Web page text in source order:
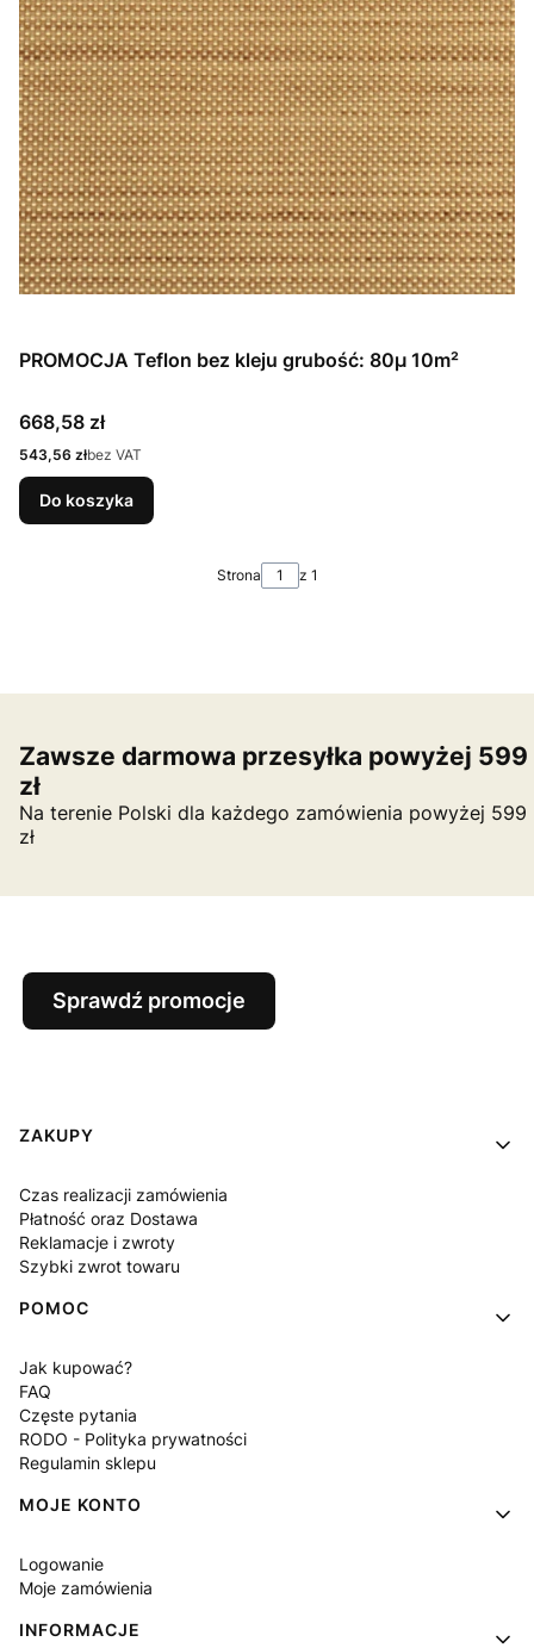
PROMOCJA Teflon bez kleju grubość: 80µ 10m²
Cena
668,58 zł
Cena
543,56 złbez VAT
Do koszyka
Strona z 1
Zawsze darmowa przesyłka powyżej 599
zł
Na terenie Polski dla każdego zamówienia powyżej 599
zł
Sprawdź promocje
Linki w stopce
ZAKUPY
Czas realizacji zamówienia
Płatność oraz Dostawa
Reklamacje i zwroty
Szybki zwrot towaru
POMOC
Jak kupować?
FAQ
Częste pytania
RODO - Polityka prywatności
Regulamin sklepu
MOJE KONTO
Logowanie
Moje zamówienia
INFORMACJE